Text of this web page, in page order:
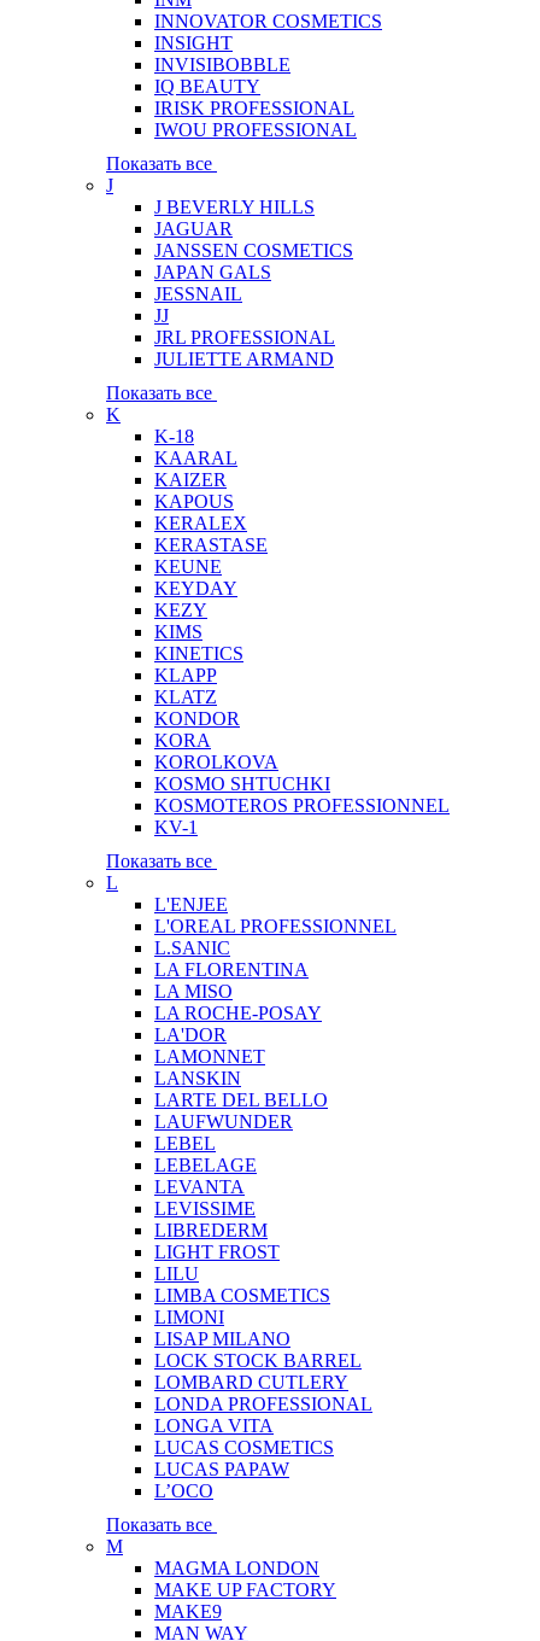
INNOVATOR COSMETICS
INSIGHT
INVISIBOBBLE
IQ BEAUTY
IRISK PROFESSIONAL
IWOU PROFESSIONAL
Показать все
J
J BEVERLY HILLS
JAGUAR
JANSSEN COSMETICS
JAPAN GALS
JESSNAIL
JJ
JRL PROFESSIONAL
JULIETTE ARMAND
Показать все
K
K-18
KAARAL
KAIZER
KAPOUS
KERALEX
KERASTASE
KEUNE
KEYDAY
KEZY
KIMS
KINETICS
KLAPP
KLATZ
KONDOR
KORA
KOROLKOVA
KOSMO SHTUCHKI
KOSMOTEROS PROFESSIONNEL
KV-1
Показать все
L
L'ENJEE
L'OREAL PROFESSIONNEL
L.SANIC
LA FLORENTINA
LA MISO
LA ROCHE-POSAY
LA'DOR
LAMONNET
LANSKIN
LARTE DEL BELLO
LAUFWUNDER
LEBEL
LEBELAGE
LEVANTA
LEVISSIME
LIBREDERM
LIGHT FROST
LILU
LIMBA COSMETICS
LIMONI
LISAP MILANO
LOCK STOCK BARREL
LOMBARD CUTLERY
LONDA PROFESSIONAL
LONGA VITA
LUCAS COSMETICS
LUCAS PAPAW
L’OCO
Показать все
M
MAGMA LONDON
MAKE UP FACTORY
MAKE9
MAN WAY